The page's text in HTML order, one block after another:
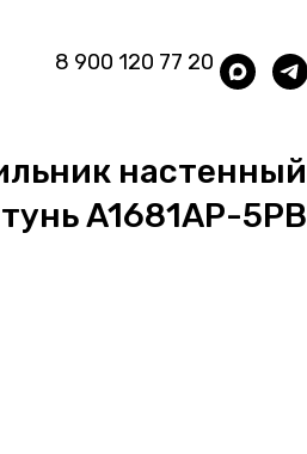
8 900 120 77 20
настенный
A1681AP-5PB